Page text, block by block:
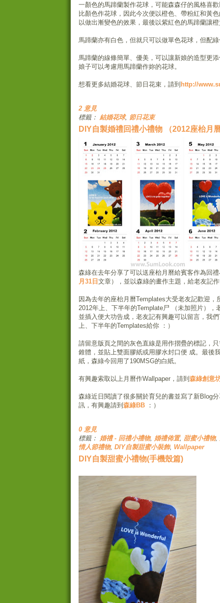
一顏色的馬蹄蘭製作花球，可能森森仔的風格喜
比顏色作花球，因此今次便以橙色、帶粉紅和黃
以做出漸變色的效果，最後以紫紅色的馬蹄蘭讓
馬蹄蘭亦有白色，但就只可以做單色花球，但配
馬蹄蘭的線條簡單、優美，可以讓新娘的造型更
娘子可以考慮用馬蹄蘭作妳的花球。
想看更多結婚花球、節日花束，請到http://
2 意見
標籤： 結婚花球, 節日花束
DIY自製婚禮回禮小禮物 （2012座枱月
森綠在去年分享了可以送座枱月曆給賓客作為回
月31日文章），並以森綠的畫作主題，給老友記
因為去年的座枱月曆Templates大受老友記歡迎，
2012年上、下半年的Template尸 （未加照片），
並插入便大功告成，老友記有興趣可以留言，我
上、下半年的Templates給你 ：）
請留意版頁之間的灰色直線是用作摺疊的標記，
錐體，並貼上雙面膠紙或用膠水封口便 成。最後
紙，森綠今回用了190MSG的白紙。
有興趣索取以上月曆作Wallpaper，請到森綠創意
森綠近日閱讀了很多關於育兒的書並寫了新Blog
訊，有興趣請到森綠BB ：）
0 意見
標籤： 婚禮 - 回禮小禮物, 婚禮佈置, 甜蜜小禮物,
情人節禮物, DIY自製甜蜜小裝飾, Wallpaper
DIY自製甜蜜小禮物(手機殼篇)